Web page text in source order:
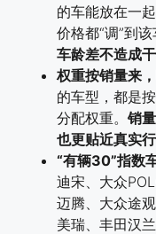
的车能放在一
价格都“调”到
车龄差不造成
权重按销量来
的车型，都是
分配权重。销
也更贴近真实行
“有辆30”指数
迪宋、大众
迈腾、大众途
美瑞、丰田汉